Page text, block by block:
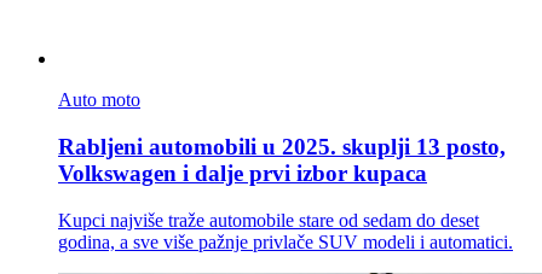
Auto moto
Rabljeni automobili u 2025. skuplji 13 posto,
Volkswagen i dalje prvi izbor kupaca
Kupci najviše traže automobile stare od sedam do deset
godina, a sve više pažnje privlače SUV modeli i automatici.